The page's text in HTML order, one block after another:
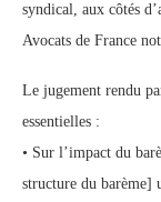
syndical, aux côtés
Avocats de France
Le jugement rendu
essentielles :
• Sur l’impact du
structure du barème]